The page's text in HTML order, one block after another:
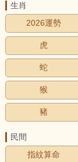
生肖
2026運勢
虎
蛇
猴
豬
民間
指紋算命